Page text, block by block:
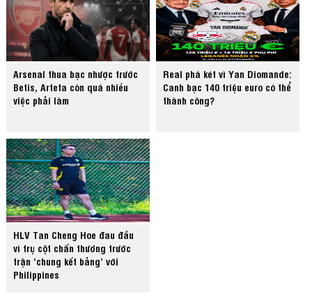
Arsenal thua bạc nhược trước
Betis, Arteta còn quá nhiều
việc phải làm
Real phá két vì Yan Diomande:
Canh bạc 140 triệu euro có thể
thành công?
HLV Tan Cheng Hoe đau đầu
vì trụ cột chấn thương trước
trận ‘chung kết bảng’ với
Philippines